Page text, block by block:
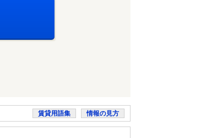
賃貸用語集 情報の見方